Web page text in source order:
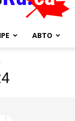
АВТО